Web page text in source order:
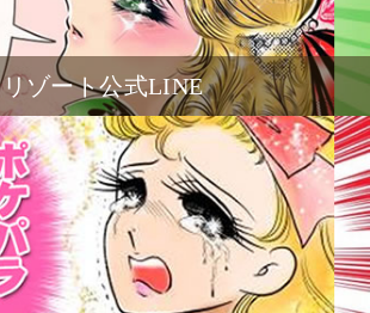
リゾート公式LINE